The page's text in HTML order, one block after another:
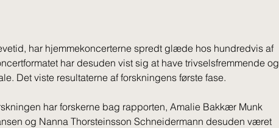
har hjemmekoncerterne spredt glæde hos hundredvis af
har desuden vist sig at have trivselsfremmende og
Det viste resultaterne af forskningens første fase.
har forskerne bag rapporten, Amalie Bakkær Munk
og Nanna Thorsteinsson Schneidermann desuden været